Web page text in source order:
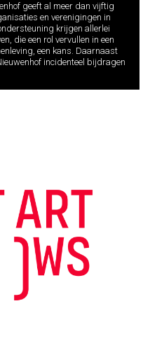
geeft al meer dan vijftig
en verenigingen in
krijgen allerlei
die een rol vervullen in een
een kans. Daarnaast
incidenteel bijdragen